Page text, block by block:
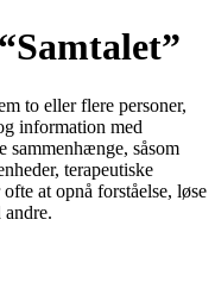
to eller flere personer,
information med
sammenhænge, såsom
terapeutiske
at opnå forståelse, løse
andre.